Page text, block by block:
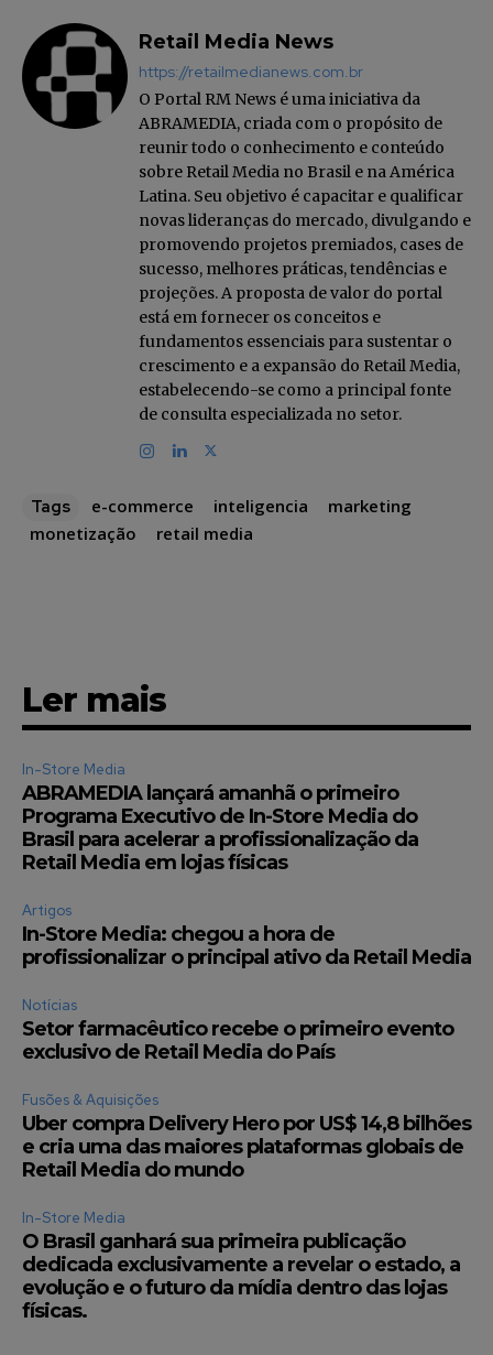
Fãs
Retail Media News
https://retailmedianews.com.br
O Portal RM News é uma iniciativa da
ABRAMEDIA, criada com o propósito de
reunir todo o conhecimento e conteúdo
sobre Retail Media no Brasil e na América
Latina. Seu objetivo é capacitar e qualificar
novas lideranças do mercado, divulgando e
promovendo projetos premiados, cases de
sucesso, melhores práticas, tendências e
projeções. A proposta de valor do portal
está em fornecer os conceitos e
fundamentos essenciais para sustentar o
crescimento e a expansão do Retail Media,
estabelecendo-se como a principal fonte
de consulta especializada no setor.
Tags e-commerce inteligencia
marketing
monetização
retail media
Ler mais
In-Store Media
ABRAMEDIA lançará amanhã o primeiro
Programa Executivo de In-Store Media do
Brasil para acelerar a profissionalização da
Retail Media em lojas físicas
Artigos
In-Store Media: chegou a hora de
profissionalizar o principal ativo da Retail Media
Notícias
Setor farmacêutico recebe o primeiro evento
exclusivo de Retail Media do País
Fusões & Aquisições
Uber compra Delivery Hero por US$ 14,8 bilhões
e cria uma das maiores plataformas globais de
Retail Media do mundo
In-Store Media
O Brasil ganhará sua primeira publicação
dedicada exclusivamente a revelar o estado, a
evolução e o futuro da mídia dentro das lojas
físicas.